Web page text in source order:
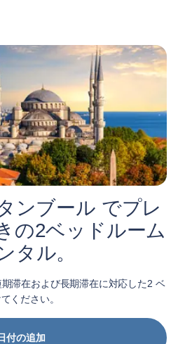
ンブール でプレ
の2ベッドルーム
タル。
滞在および長期滞在に対応した2 ベ
ください。
付の追加